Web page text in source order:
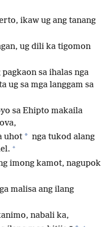
ikaw ug ang tanang
ug dili ka tigomon
sa ihalas nga
ug sa mga langgam sa
sa Ehipto makaila
uhot * nga tukod alang
+
imong kamot, nagupok
malisa ang ilang
nabali ka,